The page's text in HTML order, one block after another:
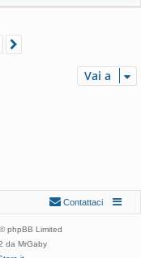
Vai a
Contattaci
phpBB Limited
da MrGaby